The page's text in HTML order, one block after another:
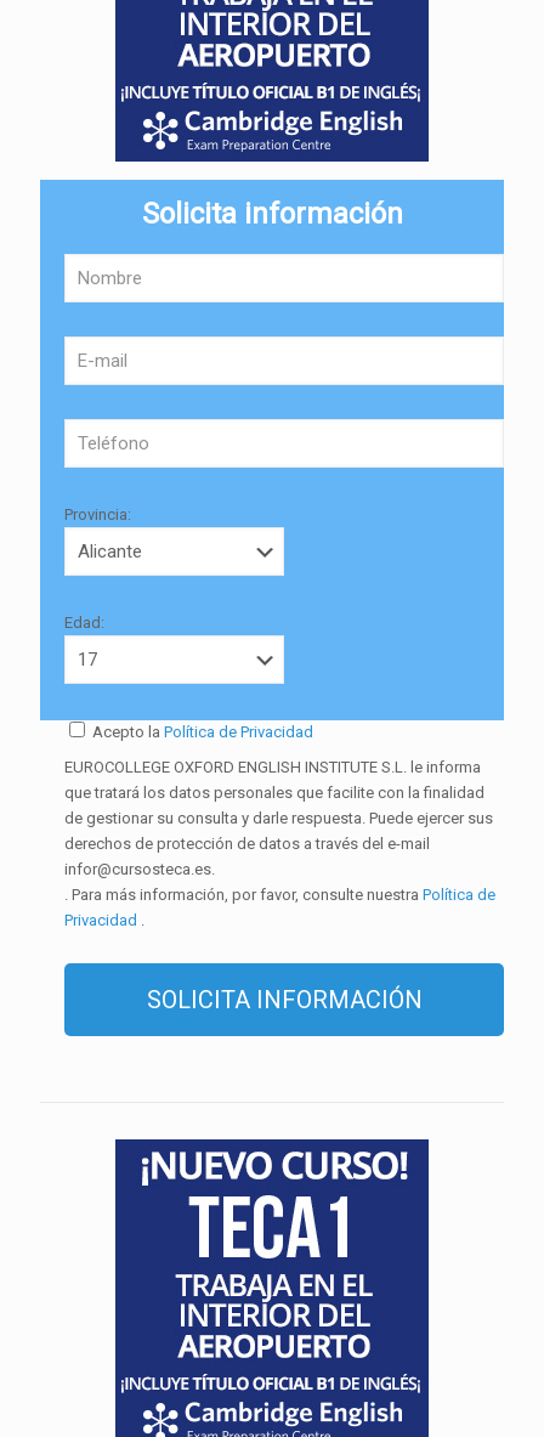
Solicita información
Provincia:
Edad:
Acepto la Política de Privacidad
EUROCOLLEGE OXFORD ENGLISH INSTITUTE S.L. le informa
que tratará los datos personales que facilite con la finalidad
de gestionar su consulta y darle respuesta. Puede ejercer sus
derechos de protección de datos a través del e-mail
infor@cursosteca.es.
. Para más información, por favor, consulte nuestra Política de
Privacidad .